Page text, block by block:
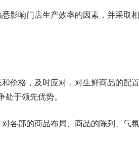
影响门店生产效率的因素，并采取
价格，及时应对，对生鲜商品的配
于领先优势。
各部的商品布局、商品的陈列、气